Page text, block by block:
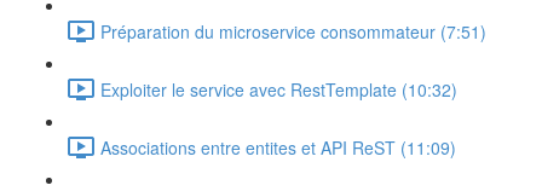
Préparation du microservice consommateur (7:51)
Exploiter le service avec RestTemplate (10:32)
Associations entre entites et API ReST (11:09)